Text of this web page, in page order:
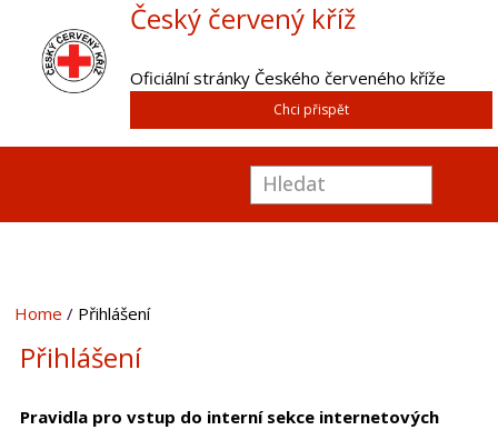
Český červený kříž
Oficiální stránky Českého červeného kříže
Chci přispět
Home Přihlášení
Přihlášení
Pravidla pro vstup do interní sekce internetových